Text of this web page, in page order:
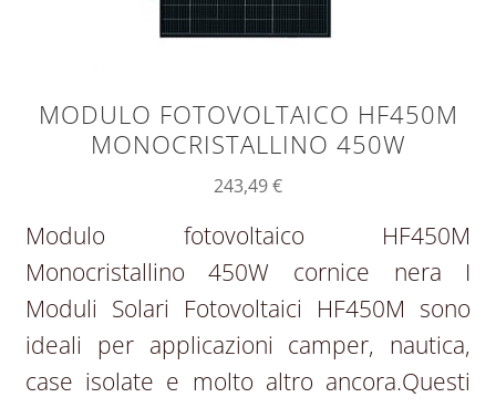
MODULO FOTOVOLTAICO HF450M
MONOCRISTALLINO 450W
243,49€
Modulo fotovoltaico HF450M
Monocristallino 450W cornice nera I
Moduli Solari Fotovoltaici HF450M sono
ideali per applicazioni camper, nautica,
case isolate e molto altro ancora.Questi